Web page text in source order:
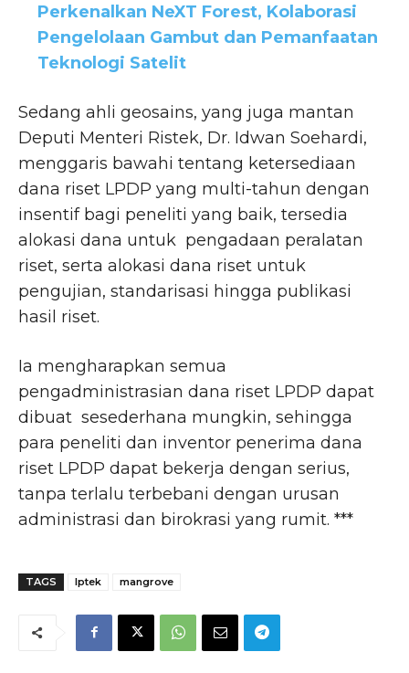
Perkenalkan NeXT Forest, Kolaborasi
Pengelolaan Gambut dan Pemanfaatan
Teknologi Satelit
Sedang ahli geosains, yang juga mantan
Deputi Menteri Ristek, Dr. Idwan Soehardi,
menggaris bawahi tentang ketersediaan
dana riset LPDP yang multi-tahun dengan
insentif bagi peneliti yang baik, tersedia
alokasi dana untuk pengadaan peralatan
riset, serta alokasi dana riset untuk
pengujian, standarisasi hingga publikasi
hasil riset.
Ia mengharapkan semua
pengadministrasian dana riset LPDP dapat
dibuat sesederhana mungkin, sehingga
para peneliti dan inventor penerima dana
riset LPDP dapat bekerja dengan serius,
tanpa terlalu terbebani dengan urusan
administrasi dan birokrasi yang rumit. ***
TAGS Iptek mangrove